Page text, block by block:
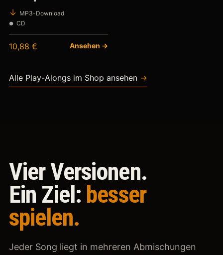
MP3-Download
CD
10,88 € Ansehen →
Alle Play-Alongs im Shop ansehen →
Vier Versionen.
Ein Ziel: besser
spielen.
Jeder Song liegt in mehreren Abmischungen